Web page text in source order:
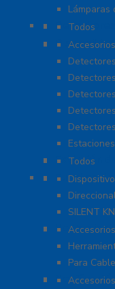
Lámparas
Todos
Accesorios
Extinción
Todos
Fuentes
SILENT
Para
Accesorios